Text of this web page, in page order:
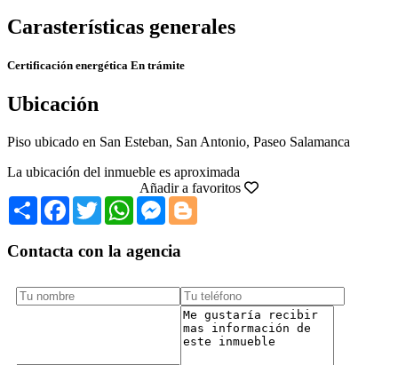
Carasterísticas generales
Certificación energética En trámite
Ubicación
Piso ubicado en San Esteban, San Antonio, Paseo Salamanca
La ubicación del inmueble es aproximada
Añadir a favoritos
Share Facebook
TwitterWhatsAppMessenger
Contacta con la agencia